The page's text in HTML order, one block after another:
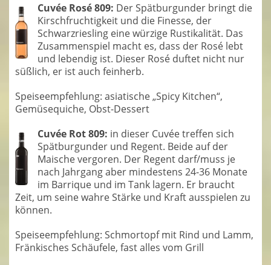
Cuvée Rosé 809: Der Spätburgunder bringt die
Kirschfruchtigkeit und die Finesse, der
Schwarzriesling eine würzige Rustikalität. Das
Zusammenspiel macht es, dass der Rosé lebt
und lebendig ist. Dieser Rosé duftet nicht nur
süßlich, er ist auch feinherb.
Speiseempfehlung: asiatische „Spicy Kitchen“,
Gemüsequiche, Obst-Dessert
Cuvée Rot 809: in dieser Cuvée treffen sich
Spätburgunder und Regent. Beide auf der
Maische vergoren. Der Regent darf/muss je
nach Jahrgang aber mindestens 24-36 Monate
im Barrique und im Tank lagern. Er braucht
Zeit, um seine wahre Stärke und Kraft ausspielen zu
können.
Speiseempfehlung: Schmortopf mit Rind und Lamm,
Fränkisches Schäufele, fast alles vom Grill